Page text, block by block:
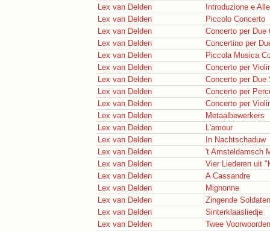
Lex van Delden
Introduzione e
Lex van Delden
Piccolo Concerto
Lex van Delden
Concerto per Due
Lex van Delden
Concertino per
Lex van Delden
Piccola Musica
Lex van Delden
Concerto per
Lex van Delden
Concerto per Due
Lex van Delden
Concerto per
Lex van Delden
Concerto per
Lex van Delden
Metaalbewerkers
Lex van Delden
L'amour
Lex van Delden
In Nachtschaduw
Lex van Delden
't Amsteldamsch
Lex van Delden
Vier Liederen uit
Lex van Delden
A Cassandre
Lex van Delden
Mignonne
Lex van Delden
Zingende Soldaten
Lex van Delden
Sinterklaasliedje
Lex van Delden
Twee Voorwoorden